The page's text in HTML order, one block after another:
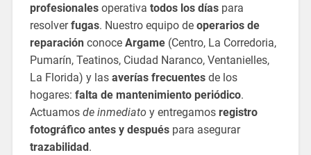
profesionalesoperativa todos los díaspara
resolverfugas. Nuestro equipo de operarios de
reparaciónconoce Argame(Centro, La Corredoria,
Pumarín, Teatinos, Ciudad Naranco, Ventanielles,
La Florida) y las averías frecuentesde los
hogares: falta de mantenimiento periódico.
Actuamos de inmediato y entregamos registro
fotográfico antes y despuéspara asegurar
trazabilidad.